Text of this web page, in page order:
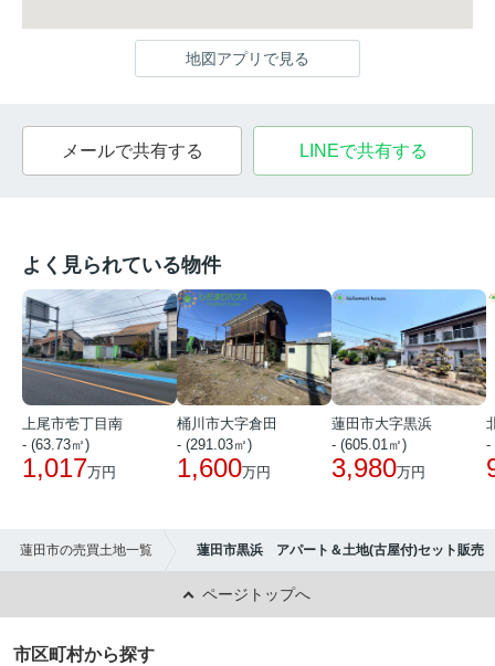
地図アプリで見る
メールで共有する LINEで共有する
よく見られている物件
上尾市壱丁目南
- (63.73㎡)
1,017万円
桶川市大字倉田
- (291.03㎡)
1,600万円
蓮田市大字黒浜
- (605.01㎡)
3,980万円
-
蓮田市の売買土地一覧 蓮田市黒浜 アパート＆土地(古屋付)セット販売
ページトップへ
市区町村から探す